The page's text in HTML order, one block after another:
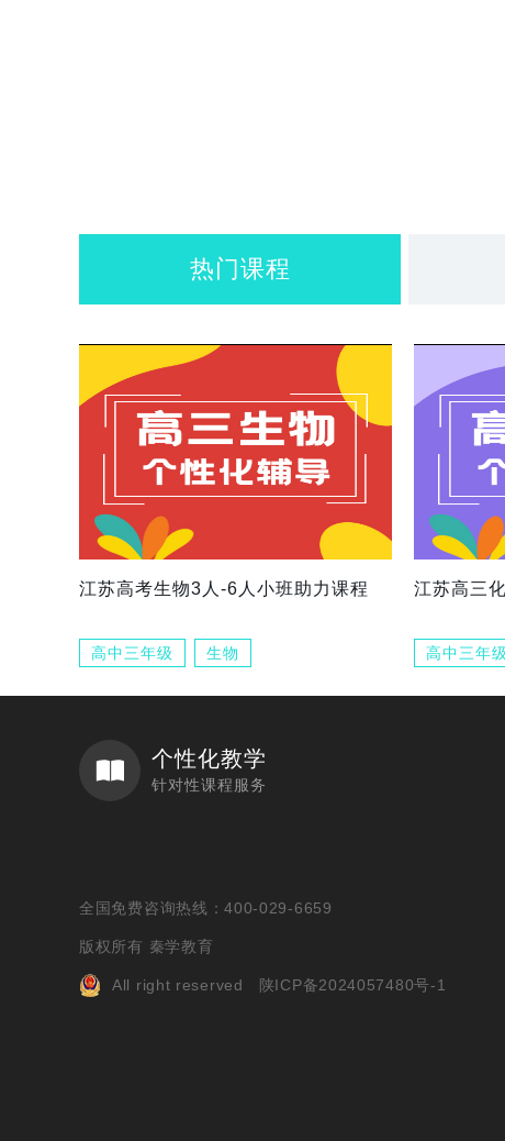
热门课程
江苏高考生物3人-6人小班助力课程
高中三年级 生物
江苏高三
高中三年级
个性化教学
针对性课程服务
全国免费咨询热线：400-029-6659
版权所有 秦学教育
All right reserved 陕ICP备2024057480号-1